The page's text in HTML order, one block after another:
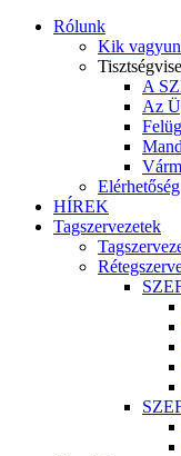
Rólunk
Kik
A
Az
Elérhetőség
HÍREK
Tagszervezetek